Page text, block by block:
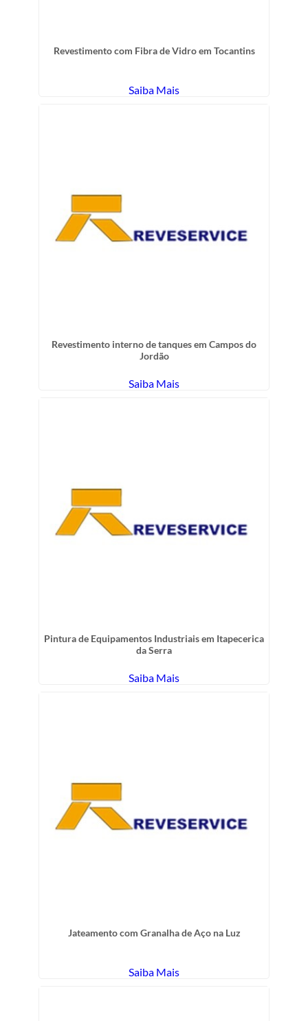
Revestimento com Fibra de Vidro em Tocantins
Saiba Mais
Revestimento interno de tanques em Campos do
Jordão
Saiba Mais
Pintura de Equipamentos Industriais em Itapecerica
da Serra
Saiba Mais
Jateamento com Granalha de Aço na Luz
Saiba Mais